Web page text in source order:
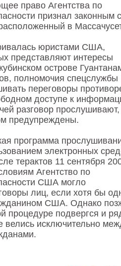
право Агентства по
признал законным
в
юристами США,
представляют интересы
острове
полномочия спецслужбы
переговоры
доступе к
разговор прослушивают,
предупреждены.
программа
электронных
терактов 11 сентября
Агентство по
США могло
лиц, если хотя бы
США. Однако
процедуре подвергся и
велись исключительно